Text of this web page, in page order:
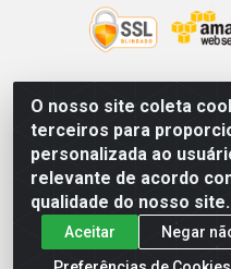
O nosso site coleta
terceiros para
personalizada ao
relevante de acordo
qualidade do nosso site.
Aceitar
Negar
GKSEG EPI Maquinas e
Vargas, 2066 Centro,
11.191.946/0001-07 -